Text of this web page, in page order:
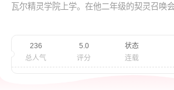
瓦尔精灵学院上学。在他二年级的契灵召唤
小女孩不仅不是人类而是高阶契灵，而且她
她的到来，正是一切事端的开始.......
236
总人气
5.0
评分
状态
连载